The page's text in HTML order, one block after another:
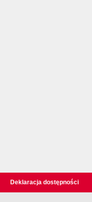
Deklaracja dostępności